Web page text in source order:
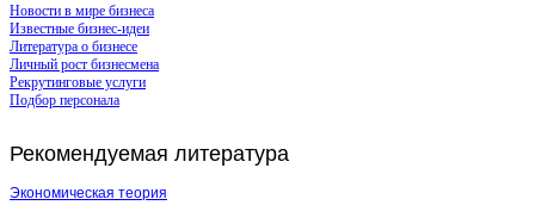
Новости в мире бизнеса
Известные бизнес-идеи
Литература о бизнесе
Личный рост бизнесмена
Рекрутинговые услуги
Подбор персонала
Рекомендуемая литература
Экономическая теория